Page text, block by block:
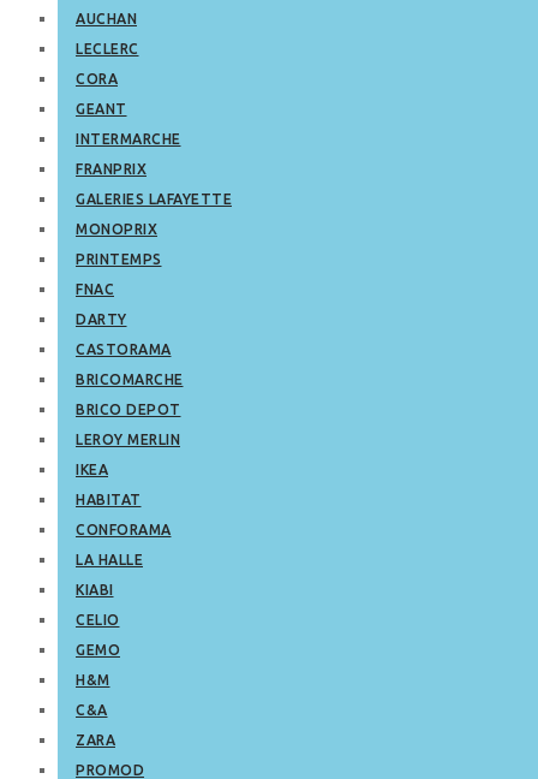
AUCHAN
LECLERC
CORA
GEANT
INTERMARCHE
FRANPRIX
GALERIES LAFAYETTE
MONOPRIX
PRINTEMPS
FNAC
DARTY
CASTORAMA
BRICOMARCHE
BRICO DEPOT
LEROY MERLIN
IKEA
HABITAT
CONFORAMA
LA HALLE
KIABI
CELIO
GEMO
H&M
C&A
ZARA
PROMOD